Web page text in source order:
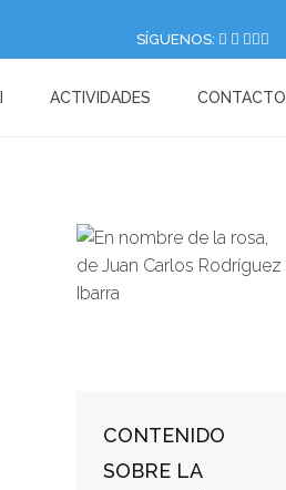
SÍGUENOS:
ACTIVIDADES CONTACTO
CONTENIDO
SOBRE LA